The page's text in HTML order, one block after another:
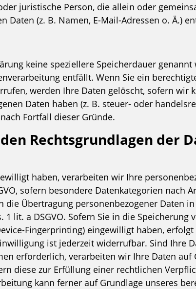
juristische Person, die allein oder
Daten (z. B. Namen, E-Mail-Adressen o. Ä.)
keine speziellere Speicherdauer
entfällt. Wenn Sie ein
werden Ihre Daten gelöscht, sofern wir
Daten haben (z. B. steuer- oder
Fortfall dieser Gründe.
Rechtsgrundlagen der
haben, verarbeiten wir Ihre
sofern besondere Datenkategorien nach
die Übertragung personenbezogener Daten
lit. a DSGVO. Sofern Sie in die
Fingerprinting) eingewilligt haben,
ist jederzeit widerrufbar. Sind Ihre
erforderlich, verarbeiten wir Ihre Daten auf
diese zur Erfüllung einer rechtlichen
kann ferner auf Grundlage unseres